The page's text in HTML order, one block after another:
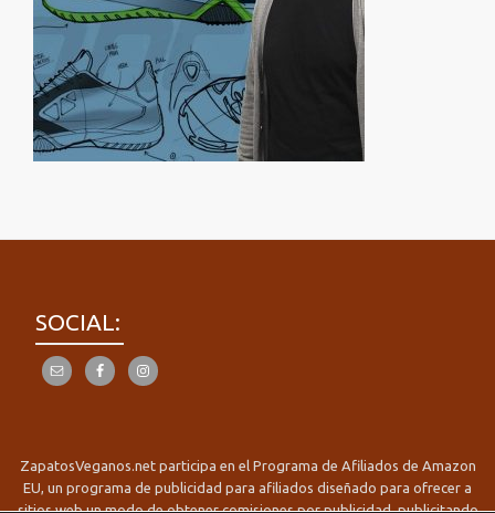
SOCIAL:
ZapatosVeganos.net participa en el Programa de Afiliados de Amazon
EU, un programa de publicidad para afiliados diseñado para ofrecer a
sitios web un modo de obtener comisiones por publicidad, publicitando